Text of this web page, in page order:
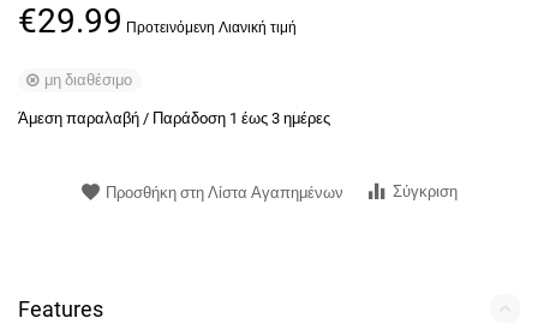
€29.99
μη διαθέσιμο
Άμεση παραλαβή / Παράδoση 1 έως 3 ημέρες
Προσθήκη στη Λίστα Αγαπημένων Σύγκριση
Features